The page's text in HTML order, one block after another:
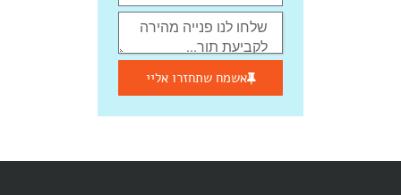
אשמח שתחזרו אליי